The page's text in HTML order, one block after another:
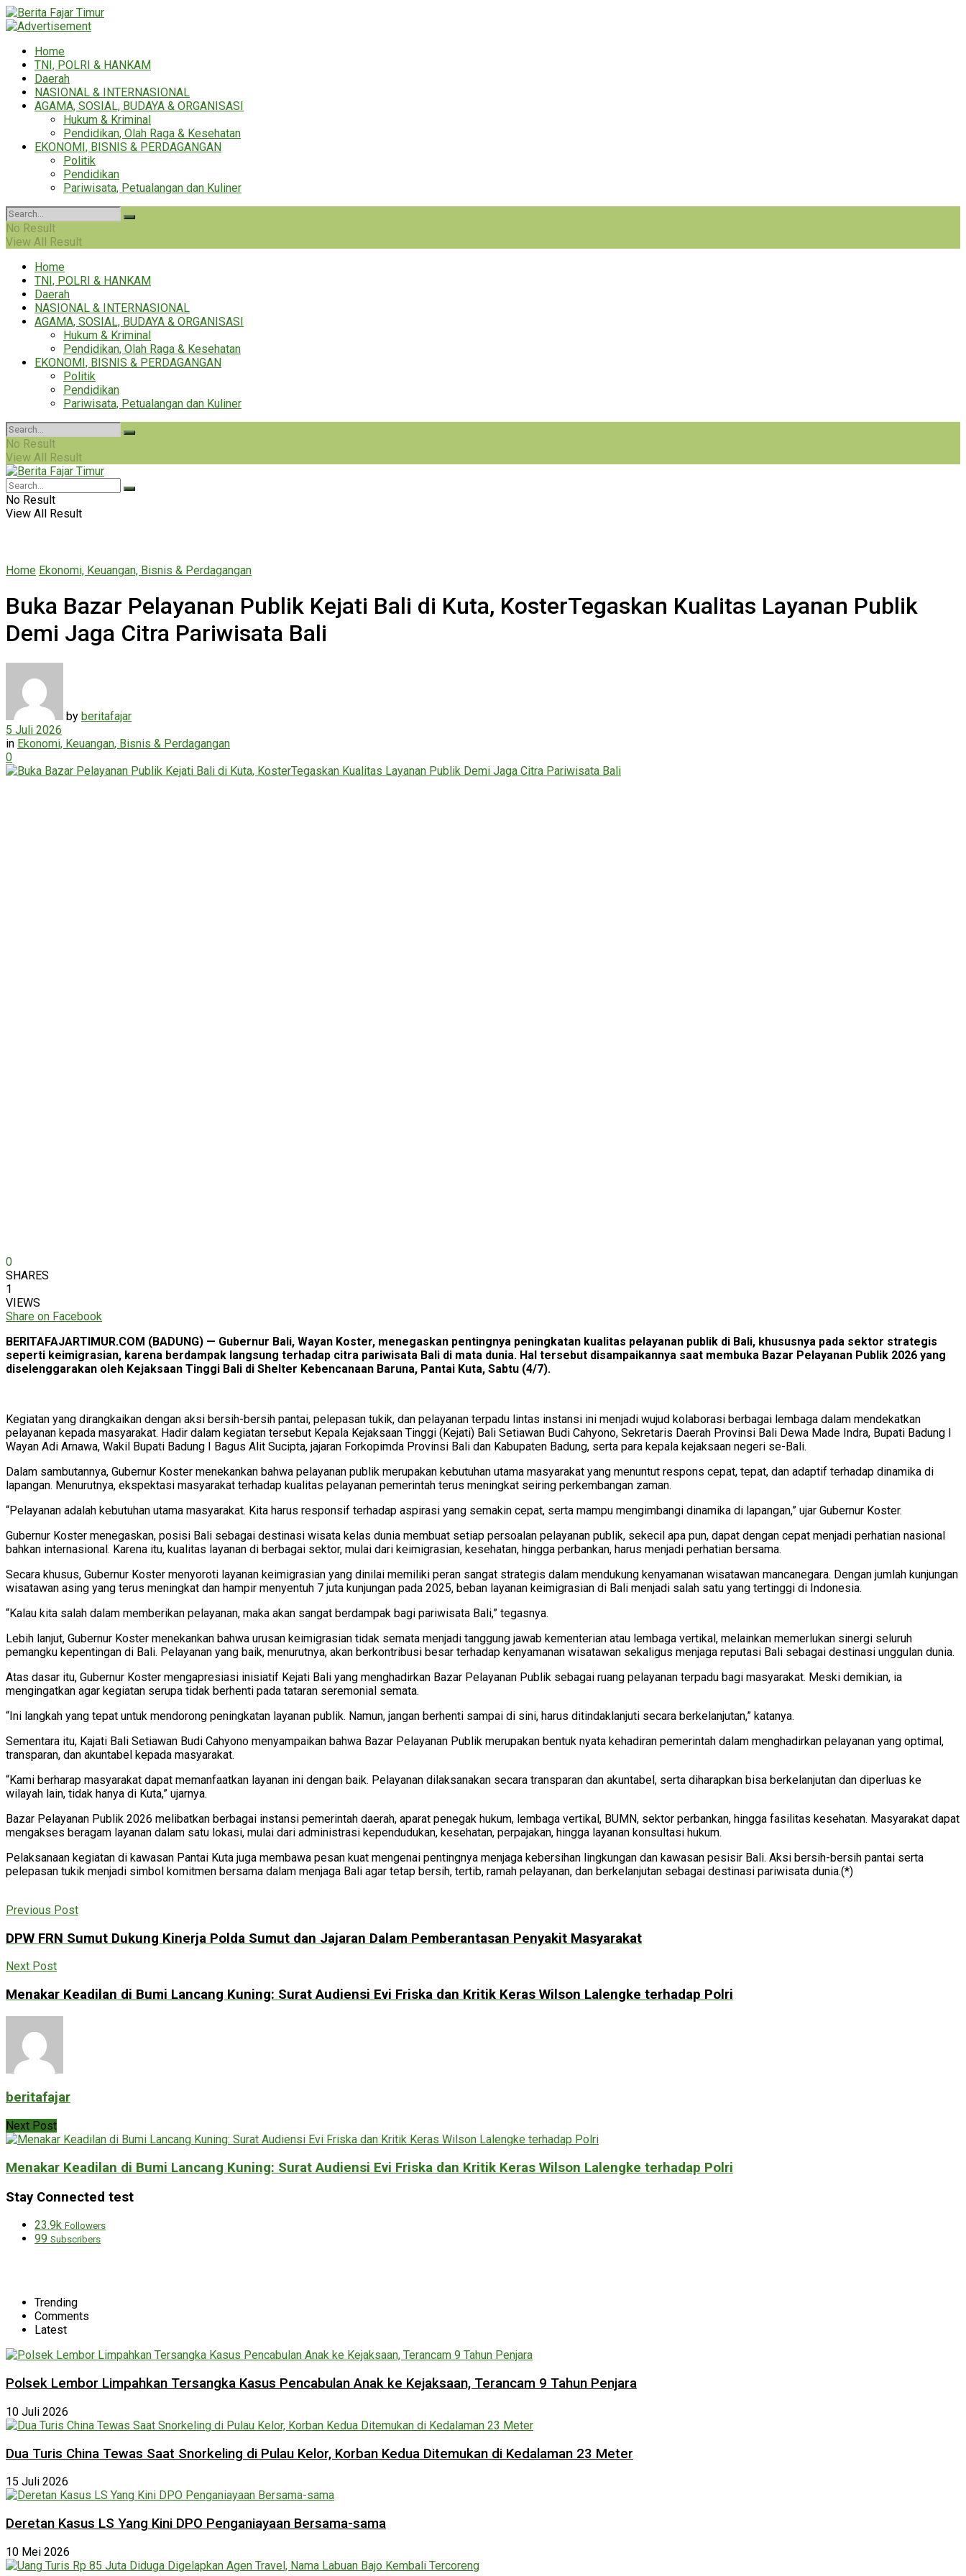
Home
TNI, POLRI & HANKAM
Daerah
NASIONAL & INTERNASIONAL
AGAMA, SOSIAL, BUDAYA & ORGANISASI
Hukum & Kriminal
Pendidikan, Olah Raga & Kesehatan
EKONOMI, BISNIS & PERDAGANGAN
Politik
Pendidikan
Pariwisata, Petualangan dan Kuliner
No Result
View All Result
Home
TNI, POLRI & HANKAM
Daerah
NASIONAL & INTERNASIONAL
AGAMA, SOSIAL, BUDAYA & ORGANISASI
Hukum & Kriminal
Pendidikan, Olah Raga & Kesehatan
EKONOMI, BISNIS & PERDAGANGAN
Politik
Pendidikan
Pariwisata, Petualangan dan Kuliner
No Result
View All Result
No Result
View All Result
Home Ekonomi, Keuangan, Bisnis & Perdagangan
Buka Bazar Pelayanan Publik Kejati Bali di Kuta, KosterTegaskan Kualitas Layanan Publik
Demi Jaga Citra Pariwisata Bali
by beritafajar
5 Juli 2026
in Ekonomi, Keuangan, Bisnis & Perdagangan
0
0
SHARES
1
VIEWS
Share on Facebook
BERITAFAJARTIMUR.COM (BADUNG) — Gubernur Bali, Wayan Koster, menegaskan pentingnya peningkatan kualitas pelayanan publik di Bali, khususnya pada sektor strategis
seperti keimigrasian, karena berdampak langsung terhadap citra pariwisata Bali di mata dunia. Hal tersebut disampaikannya saat membuka Bazar Pelayanan Publik 2026 yang
diselenggarakan oleh Kejaksaan Tinggi Bali di Shelter Kebencanaan Baruna, Pantai Kuta, Sabtu (4/7).
Kegiatan yang dirangkaikan dengan aksi bersih-bersih pantai, pelepasan tukik, dan pelayanan terpadu lintas instansi ini menjadi wujud kolaborasi berbagai lembaga dalam mendekatkan
pelayanan kepada masyarakat. Hadir dalam kegiatan tersebut Kepala Kejaksaan Tinggi (Kejati) Bali Setiawan Budi Cahyono, Sekretaris Daerah Provinsi Bali Dewa Made Indra, Bupati Badung I
Wayan Adi Arnawa, Wakil Bupati Badung I Bagus Alit Sucipta, jajaran Forkopimda Provinsi Bali dan Kabupaten Badung, serta para kepala kejaksaan negeri se-Bali.
Dalam sambutannya, Gubernur Koster menekankan bahwa pelayanan publik merupakan kebutuhan utama masyarakat yang menuntut respons cepat, tepat, dan adaptif terhadap dinamika di
lapangan. Menurutnya, ekspektasi masyarakat terhadap kualitas pelayanan pemerintah terus meningkat seiring perkembangan zaman.
“Pelayanan adalah kebutuhan utama masyarakat. Kita harus responsif terhadap aspirasi yang semakin cepat, serta mampu mengimbangi dinamika di lapangan,” ujar Gubernur Koster.
Gubernur Koster menegaskan, posisi Bali sebagai destinasi wisata kelas dunia membuat setiap persoalan pelayanan publik, sekecil apa pun, dapat dengan cepat menjadi perhatian nasional
bahkan internasional. Karena itu, kualitas layanan di berbagai sektor, mulai dari keimigrasian, kesehatan, hingga perbankan, harus menjadi perhatian bersama.
Secara khusus, Gubernur Koster menyoroti layanan keimigrasian yang dinilai memiliki peran sangat strategis dalam mendukung kenyamanan wisatawan mancanegara. Dengan jumlah kunjungan
wisatawan asing yang terus meningkat dan hampir menyentuh 7 juta kunjungan pada 2025, beban layanan keimigrasian di Bali menjadi salah satu yang tertinggi di Indonesia.
“Kalau kita salah dalam memberikan pelayanan, maka akan sangat berdampak bagi pariwisata Bali,” tegasnya.
Lebih lanjut, Gubernur Koster menekankan bahwa urusan keimigrasian tidak semata menjadi tanggung jawab kementerian atau lembaga vertikal, melainkan memerlukan sinergi seluruh
pemangku kepentingan di Bali. Pelayanan yang baik, menurutnya, akan berkontribusi besar terhadap kenyamanan wisatawan sekaligus menjaga reputasi Bali sebagai destinasi unggulan dunia.
Atas dasar itu, Gubernur Koster mengapresiasi inisiatif Kejati Bali yang menghadirkan Bazar Pelayanan Publik sebagai ruang pelayanan terpadu bagi masyarakat. Meski demikian, ia
mengingatkan agar kegiatan serupa tidak berhenti pada tataran seremonial semata.
“Ini langkah yang tepat untuk mendorong peningkatan layanan publik. Namun, jangan berhenti sampai di sini, harus ditindaklanjuti secara berkelanjutan,” katanya.
Sementara itu, Kajati Bali Setiawan Budi Cahyono menyampaikan bahwa Bazar Pelayanan Publik merupakan bentuk nyata kehadiran pemerintah dalam menghadirkan pelayanan yang optimal,
transparan, dan akuntabel kepada masyarakat.
“Kami berharap masyarakat dapat memanfaatkan layanan ini dengan baik. Pelayanan dilaksanakan secara transparan dan akuntabel, serta diharapkan bisa berkelanjutan dan diperluas ke
wilayah lain, tidak hanya di Kuta,” ujarnya.
Bazar Pelayanan Publik 2026 melibatkan berbagai instansi pemerintah daerah, aparat penegak hukum, lembaga vertikal, BUMN, sektor perbankan, hingga fasilitas kesehatan. Masyarakat dapat
mengakses beragam layanan dalam satu lokasi, mulai dari administrasi kependudukan, kesehatan, perpajakan, hingga layanan konsultasi hukum.
Pelaksanaan kegiatan di kawasan Pantai Kuta juga membawa pesan kuat mengenai pentingnya menjaga kebersihan lingkungan dan kawasan pesisir Bali. Aksi bersih-bersih pantai serta
pelepasan tukik menjadi simbol komitmen bersama dalam menjaga Bali agar tetap bersih, tertib, ramah pelayanan, dan berkelanjutan sebagai destinasi pariwisata dunia.(*)
Previous Post
DPW FRN Sumut Dukung Kinerja Polda Sumut dan Jajaran Dalam Pemberantasan Penyakit Masyarakat
Next Post
Menakar Keadilan di Bumi Lancang Kuning: Surat Audiensi Evi Friska dan Kritik Keras Wilson Lalengke terhadap Polri
beritafajar
Next Post
Menakar Keadilan di Bumi Lancang Kuning: Surat Audiensi Evi Friska dan Kritik Keras Wilson Lalengke terhadap Polri
Stay Connected test
23.9k Followers
99 Subscribers
Trending
Comments
Latest
Polsek Lembor Limpahkan Tersangka Kasus Pencabulan Anak ke Kejaksaan, Terancam 9 Tahun Penjara
10 Juli 2026
Dua Turis China Tewas Saat Snorkeling di Pulau Kelor, Korban Kedua Ditemukan di Kedalaman 23 Meter
15 Juli 2026
Deretan Kasus LS Yang Kini DPO Penganiayaan Bersama-sama
10 Mei 2026